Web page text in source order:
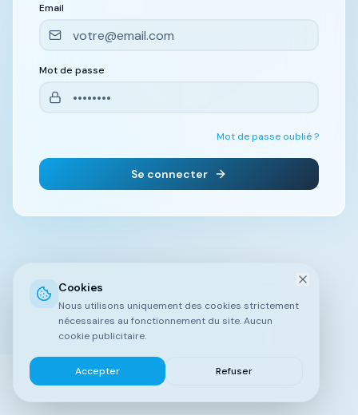
Email
Mot de passe
Mot de passe oublié ?
Se connecter
Cookies
Nous utilisons uniquement des cookies strictement
nécessaires au fonctionnement du site. Aucun
cookie publicitaire.
Accepter Refuser